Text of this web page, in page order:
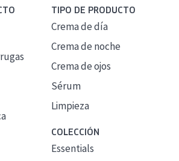
TIPO DE PRODUCTO
Crema de día
Crema de noche
Crema de ojos
Sérum
Limpieza
COLECCIÓN
Essentials